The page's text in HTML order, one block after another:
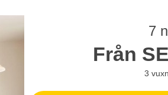
7
Från
3